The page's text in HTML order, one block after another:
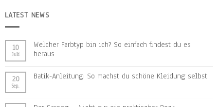
LATEST NEWS
10
Juli
Welcher Farbtyp bin ich? So einfach findest du es
heraus
20
Sep.
Batik-Anleitung: So machst du schöne Kleidung selbst